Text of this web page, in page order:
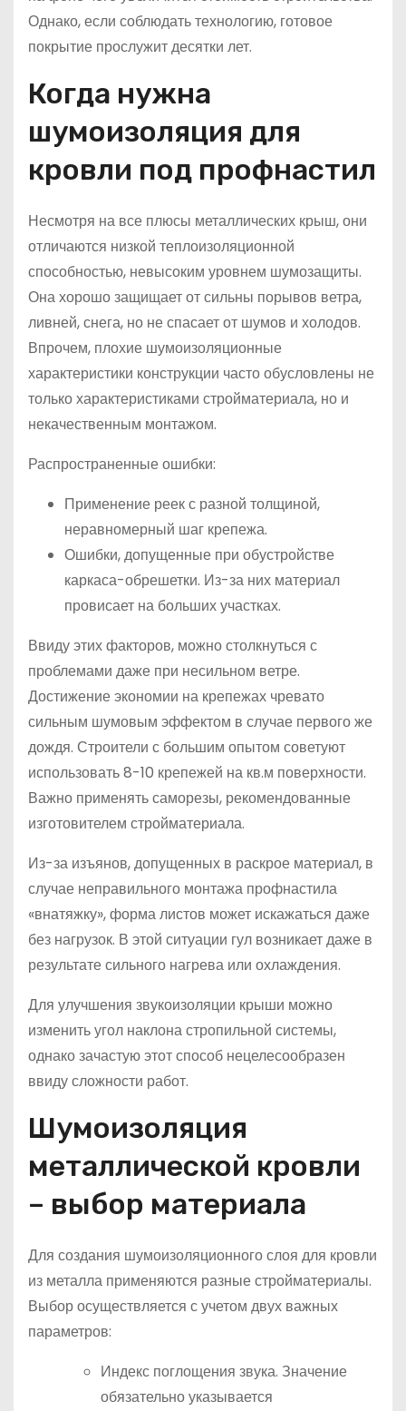
Однако, если соблюдать технологию, готовое
покрытие прослужит десятки лет.
Когда нужна
шумоизоляция для
кровли под профнастил
Несмотря на все плюсы металлических крыш, они
отличаются низкой теплоизоляционной
способностью, невысоким уровнем шумозащиты.
Она хорошо защищает от сильны порывов ветра,
ливней, снега, но не спасает от шумов и холодов.
Впрочем, плохие шумоизоляционные
характеристики конструкции часто обусловлены не
только характеристиками стройматериала, но и
некачественным монтажом.
Распространенные ошибки:
Применение реек с разной толщиной,
неравномерный шаг крепежа.
Ошибки, допущенные при обустройстве
каркаса-обрешетки. Из-за них материал
провисает на больших участках.
Ввиду этих факторов, можно столкнуться с
проблемами даже при несильном ветре.
Достижение экономии на крепежах чревато
сильным шумовым эффектом в случае первого же
дождя. Строители с большим опытом советуют
использовать 8-10 крепежей на кв.м поверхности.
Важно применять саморезы, рекомендованные
изготовителем стройматериала.
Из-за изъянов, допущенных в раскрое материал, в
случае неправильного монтажа профнастила
«внатяжку», форма листов может искажаться даже
без нагрузок. В этой ситуации гул возникает даже в
результате сильного нагрева или охлаждения.
Для улучшения звукоизоляции крыши можно
изменить угол наклона стропильной системы,
однако зачастую этот способ нецелесообразен
ввиду сложности работ.
Шумоизоляция
металлической кровли
– выбор материала
Для создания шумоизоляционного слоя для кровли
из металла применяются разные стройматериалы.
Выбор осуществляется с учетом двух важных
параметров:
Индекс поглощения звука. Значение
обязательно указывается